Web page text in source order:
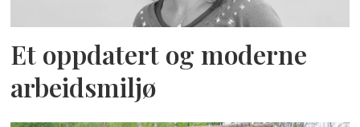
Et oppdatert og moderne
arbeidsmiljø